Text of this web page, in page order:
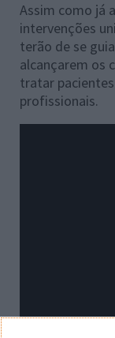
Assim como já
intervenções
terão de se
alcançarem os
tratar
profissionais.